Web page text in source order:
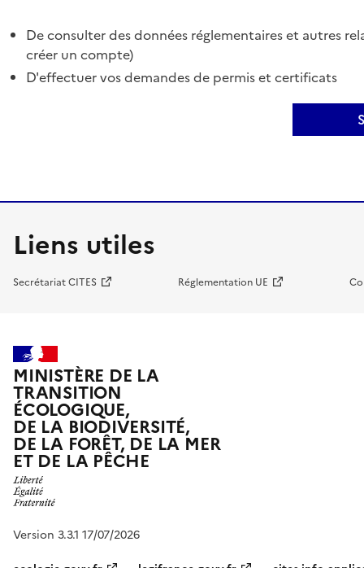
De consulter des données réglementaires et autres
créer un compte)
D'effectuer vos demandes de permis et certificats
Liens utiles
Secrétariat CITES Réglementation UE
MINISTÈRE DE LA
TRANSITION
ÉCOLOGIQUE,
DE LA BIODIVERSITÉ,
DE LA FORÊT, DE LA MER
ET DE LA PÊCHE
Version 3.3.1 17/07/2026